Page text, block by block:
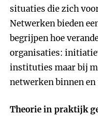
situaties die zich
Netwerken bieden
begrijpen hoe
organisaties:
instituties maar bij
netwerken binnen
Theorie in praktijk